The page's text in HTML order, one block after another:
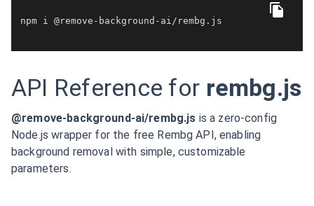
npm i @remove-background-ai/rembg. js
API Reference for rembg.js
@remove-background-ai/rembg.js is a zero-config
Node.js wrapper for the free Rembg API, enabling
background removal with simple, customizable
parameters.